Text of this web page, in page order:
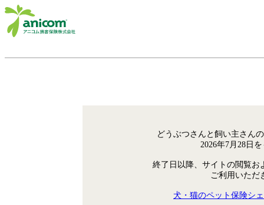
どうぶつさんと飼い主さん
2026年7月28日
終了日以降、サイトの閲覧お
ご利用いただ
犬・猫のペット保険シ